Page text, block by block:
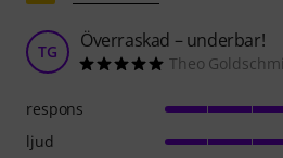
TG Överraskad – underbar!
Theo
respons
ljud